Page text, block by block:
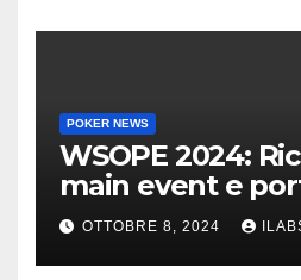
POKER NEWS
WSOPE 2024:
main event e
azzurri al day 4
OTTOBRE 8, 2024